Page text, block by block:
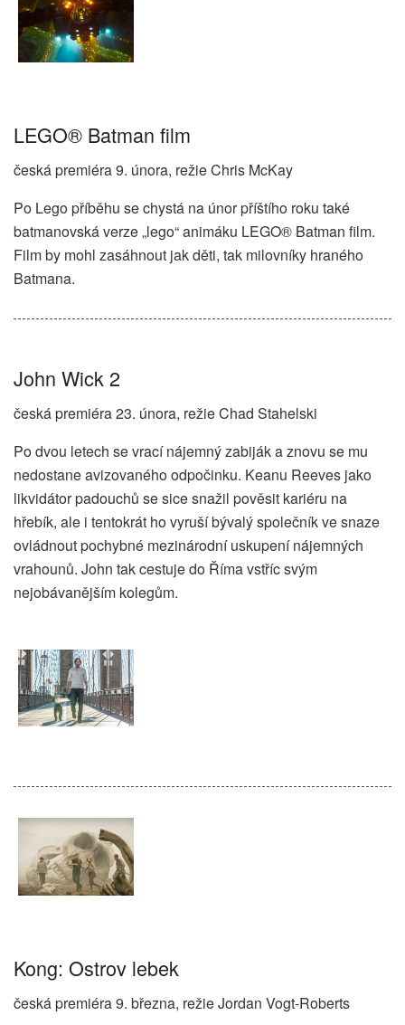
LEGO® Batman film
česká premiéra 9. února, režie Chris McKay
Po Lego příběhu se chystá na únor příštího roku také
batmanovská verze „lego“ animáku LEGO® Batman film.
Film by mohl zasáhnout jak děti, tak milovníky hraného
Batmana.
John Wick 2
česká premiéra 23. února, režie Chad Stahelski
Po dvou letech se vrací nájemný zabiják a znovu se mu
nedostane avizovaného odpočinku. Keanu Reeves jako
likvidátor padouchů se sice snažil pověsit kariéru na
hřebík, ale i tentokrát ho vyruší bývalý společník ve snaze
ovládnout pochybné mezinárodní uskupení nájemných
vrahounů. John tak cestuje do Říma vstříc svým
nejobávanějším kolegům.
Kong: Ostrov lebek
česká premiéra 9. března, režie Jordan Vogt-Roberts